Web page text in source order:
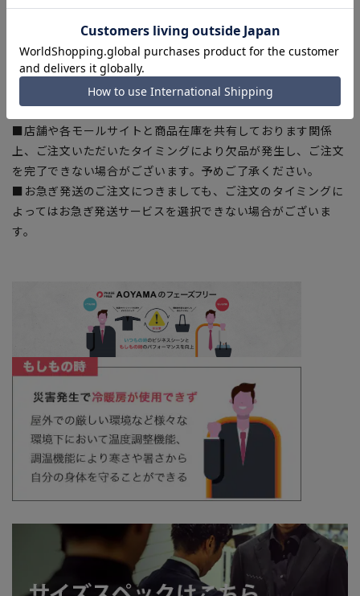
■サイズスペックは仕上がりサイズを記載しております。一
部、商品現物におすすめサイズ(ヌードサイズ)を記載している
商品もございます。
■ブラウザやお使いのモニター環境、また撮影時の室内外の光
加減により、実際の商品と掲載画像の色味が異なる場合がござ
います。
■店舗や各モールサイトと商品在庫を共有しております関係
上、ご注文いただいたタイミングにより欠品が発生し、ご注文
を完了できない場合がございます。予めご了承ください。
■お急ぎ発送のご注文につきましても、ご注文のタイミングに
よってはお急ぎ発送サービスを選択できない場合がございま
す。